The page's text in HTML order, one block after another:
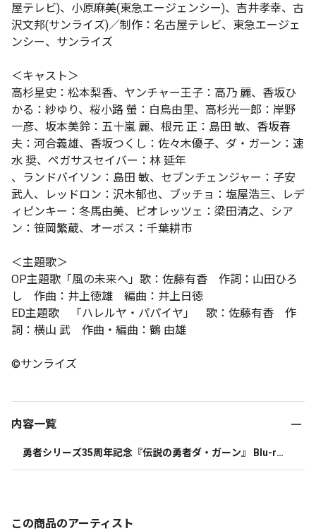
屋テレビ)、小原麻美(東急エージェンシー)、吉井孝幸、古
沢文邦(サンライズ)／制作：名古屋テレビ、東急エージェ
ンシー、サンライズ
＜キャスト＞
高杉星史：松本梨香、ヤンチャー王子：高乃 麗、香坂ひ
かる：紗ゆり、桜小路 螢：白鳥由里、高杉光一郎：岸野
一彦、坂本美鈴：五十嵐 麗、根元 正：島田 敏、香坂春
夫：河合義雄、香坂つくし：佐々木優子、ダ・ガーン：速
水 奨、ペガサスセイバー：林 延年
、ランドバイソン：島田 敏、セブンチェンジャー：子安
武人、レッドロン：沢木郁也、ブッチョ：塩屋浩三、レデ
ィピンキー：冬馬由美、ビオレッツェ：梁田清之、シア
ン：笹岡繁蔵、オーボス：千葉耕市
＜主題歌＞
OP主題歌「風の未来へ」歌：佐藤有香 作詞：山田ひろ
し 作曲：井上徳雄 編曲：井上日徳
ED主題歌 「ハレルヤ・パパイヤ」 歌：佐藤有香 作
詞：横山 武 作曲・編曲：鶴 由雄
©サンライズ
内容一覧
勇者シリーズ35周年記念『伝説の勇者ダ・ガーン』 Blu-ra
この商品のアーティスト